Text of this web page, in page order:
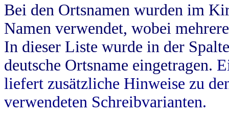
Bei den Ortsnamen wurden im
Namen verwendet, wobei
In dieser Liste wurde in der
deutsche Ortsname eingetragen.
liefert zusätzliche Hinweise zu
verwendeten Schreibvarianten.